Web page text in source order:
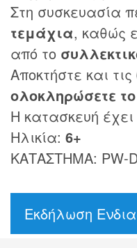
Στη συσκευασία
τεμάχια, καθώς
από το
Αποκτήστε και τις
ολοκληρώσετε
Η κατασκευή έχει
Ηλικία: 6+
ΚΑΤΑΣΤΗΜΑ: PW-
Εκδήλωση